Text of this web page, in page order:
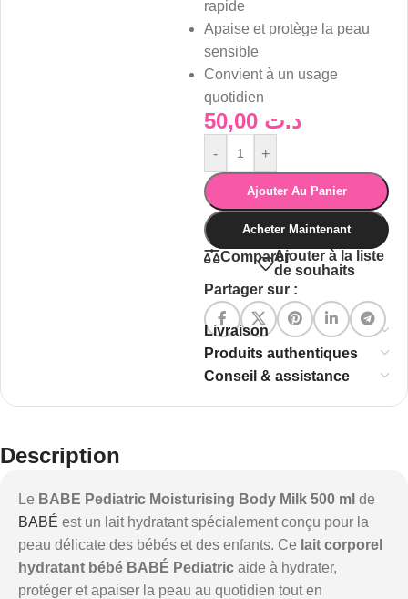
rapide
Apaise et protège la peau
sensible
Convient à un usage
quotidien
د.ت
- +
Ajouter Au Panier
Acheter Maintenant
ComparerAjouter à la liste
de souhaits
Partager sur :
Livraison
Produits authentiques
Conseil & assistance
Description
Le BABE Pediatric Moisturising Body Milk 500 ml de
BABÉ est un lait hydratant spécialement conçu pour la
peau délicate des bébés et des enfants. Ce lait corporel
hydratant bébé BABÉ Pediatric aide à hydrater,
protéger et apaiser la peau au quotidien tout en